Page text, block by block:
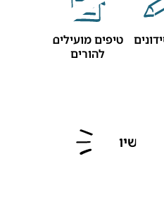
טיפים מועילים
להורים
עכשיו